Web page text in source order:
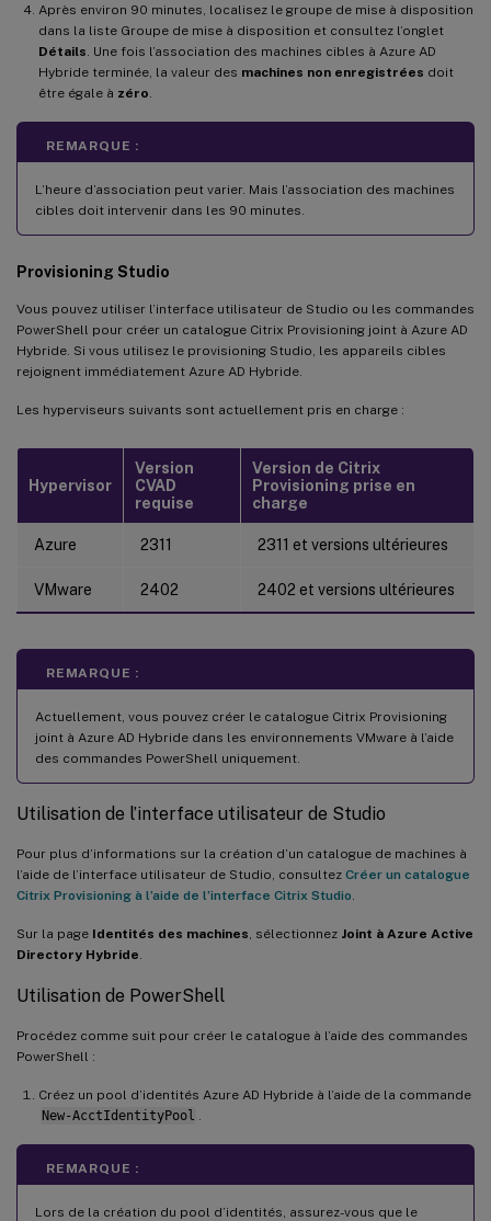
Après environ 90 minutes, localisez le groupe de mise à disposition
dans la liste Groupe de mise à disposition et consultez l’onglet
Détails. Une fois l’association des machines cibles à Azure AD
Hybride terminée, la valeur des machines non enregistrées doit
être égale à zéro.
REMARQUE :
L’heure d’association peut varier. Mais l’association des machines
cibles doit intervenir dans les 90 minutes.
Provisioning Studio
Vous pouvez utiliser l’interface utilisateur de Studio ou les commandes
PowerShell pour créer un catalogue Citrix Provisioning joint à Azure AD
Hybride. Si vous utilisez le provisioning Studio, les appareils cibles
rejoignent immédiatement Azure AD Hybride.
Les hyperviseurs suivants sont actuellement pris en charge :
Hypervisor
Version
CVAD
requise
Version de Citrix
Provisioning prise en
charge
Azure 2311 2311 et versions ultérieures
VMware 2402 2402 et versions ultérieures
REMARQUE :
Actuellement, vous pouvez créer le catalogue Citrix Provisioning
joint à Azure AD Hybride dans les environnements VMware à l’aide
des commandes PowerShell uniquement.
Utilisation de l’interface utilisateur de Studio
Pour plus d’informations sur la création d’un catalogue de machines à
l’aide de l’interface utilisateur de Studio, consultez Créer un catalogue
Citrix Provisioning à l’aide de l’interface Citrix Studio.
Sur la page Identités des machines, sélectionnez Joint à Azure Active
Directory Hybride.
Utilisation de PowerShell
Procédez comme suit pour créer le catalogue à l’aide des commandes
PowerShell :
Créez un pool d’identités Azure AD Hybride à l’aide de la commande
New-AcctIdentityPool .
REMARQUE :
Lors de la création du pool d’identités, assurez-vous que le